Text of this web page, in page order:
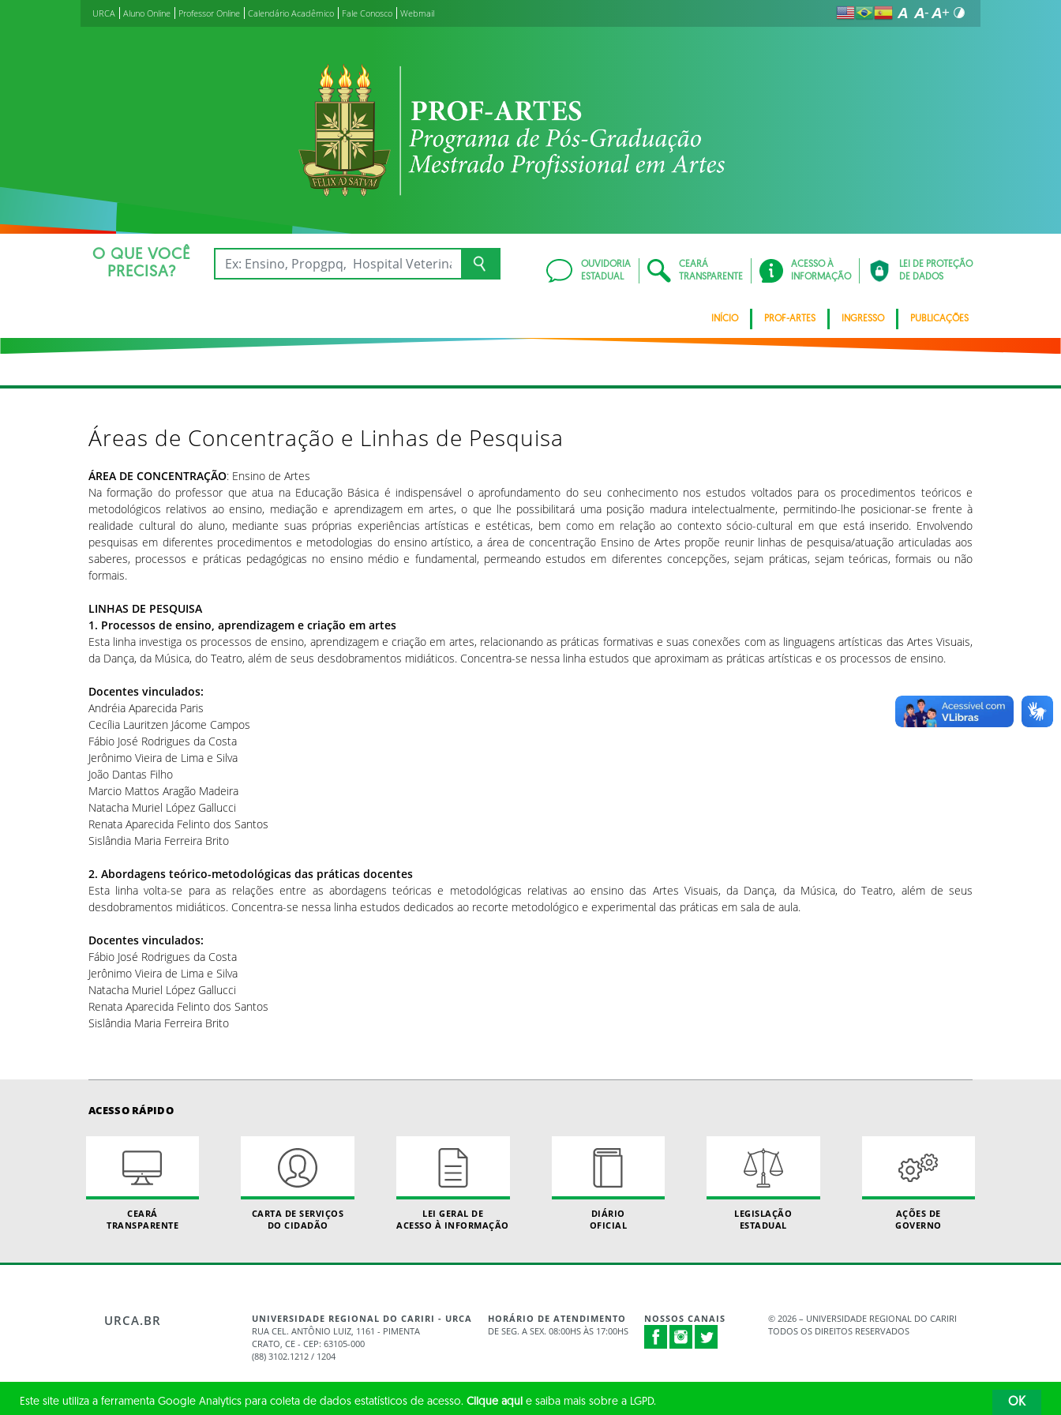
URCA Aluno Online Professor Online Calendário Acadêmico Fale Conosco Webmail
O QUE VOCÊ
PRECISA?
OUVIDORIA
ESTADUAL
CEARÁ
TRANSPARENTE
ACESSO À
INFORMAÇÃO
LEI DE PROTEÇÃO
DE DADOS
INÍCIO PROF-ARTES INGRESSO PUBLICAÇÕES
Áreas de Concentração e Linhas de Pesquisa
ÁREA DE CONCENTRAÇÃO: Ensino de Artes
Na formação do professor que atua na Educação Básica é indispensável o aprofundamento do seu conhecimento nos estudos voltados para os procedimentos teóricos e
metodológicos relativos ao ensino, mediação e aprendizagem em artes, o que lhe possibilitará uma posição madura intelectualmente, permitindo-lhe posicionar-se frente à
realidade cultural do aluno, mediante suas próprias experiências artísticas e estéticas, bem como em relação ao contexto sócio-cultural em que está inserido. Envolvendo
pesquisas em diferentes procedimentos e metodologias do ensino artístico, a área de concentração Ensino de Artes propõe reunir linhas de pesquisa/atuação articuladas aos
saberes, processos e práticas pedagógicas no ensino médio e fundamental, permeando estudos em diferentes concepções, sejam práticas, sejam teóricas, formais ou não
formais.
LINHAS DE PESQUISA
1. Processos de ensino, aprendizagem e criação em artes
Esta linha investiga os processos de ensino, aprendizagem e criação em artes, relacionando as práticas formativas e suas conexões com as linguagens artísticas das Artes Visuais,
da Dança, da Música, do Teatro, além de seus desdobramentos midiáticos. Concentra-se nessa linha estudos que aproximam as práticas artísticas e os processos de ensino.
Docentes vinculados:
Andréia Aparecida Paris
Cecília Lauritzen Jácome Campos
Fábio José Rodrigues da Costa
Jerônimo Vieira de Lima e Silva
João Dantas Filho
Marcio Mattos Aragão Madeira
Natacha Muriel López Gallucci
Renata Aparecida Felinto dos Santos
Sislândia Maria Ferreira Brito
2. Abordagens teórico-metodológicas das práticas docentes
Esta linha volta-se para as relações entre as abordagens teóricas e metodológicas relativas ao ensino das Artes Visuais, da Dança, da Música, do Teatro, além de seus
desdobramentos midiáticos. Concentra-se nessa linha estudos dedicados ao recorte metodológico e experimental das práticas em sala de aula.
Docentes vinculados:
Fábio José Rodrigues da Costa
Jerônimo Vieira de Lima e Silva
Natacha Muriel López Gallucci
Renata Aparecida Felinto dos Santos
Sislândia Maria Ferreira Brito
ACESSO RÁPIDO
CEARÁ
TRANSPARENTE
CARTA DE SERVIÇOS
DO CIDADÃO
LEI GERAL DE
ACESSO À INFORMAÇÃO
DIÁRIO
OFICIAL
LEGISLAÇÃO
ESTADUAL
AÇÕES DE
GOVERNO
URCA.BR
UNIVERSIDADE REGIONAL DO CARIRI - URCA
RUA CEL. ANTÔNIO LUIZ, 1161 - PIMENTA
CRATO, CE - CEP: 63105-000
(88) 3102.1212 / 1204
HORÁRIO DE ATENDIMENTO
DE SEG. A SEX. 08:00HS ÀS 17:00HS
NOSSOS CANAIS © 2026 – UNIVERSIDADE REGIONAL DO CARIRI
TODOS OS DIREITOS RESERVADOS
Este site utiliza a ferramenta Google Analytics para coleta de dados estatísticos de acesso. Clique aqui e saiba mais sobre a LGPD. OK